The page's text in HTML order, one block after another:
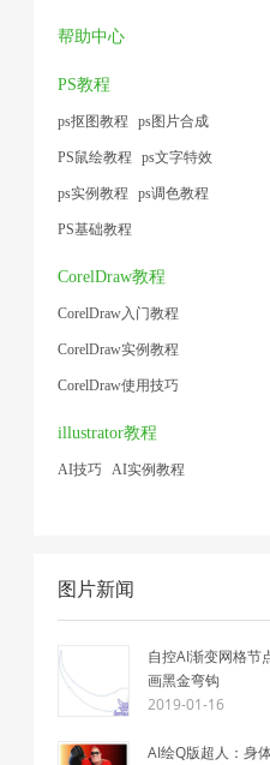
帮助中心
PS教程
ps抠图教程 ps图片合成
PS鼠绘教程 ps文字特效
ps实例教程 ps调色教程
PS基础教程
CorelDraw教程
CorelDraw入门教程
CorelDraw实例教程
CorelDraw使用技巧
illustrator教程
AI技巧 AI实例教程
图片新闻
自控AI渐变网格节
画黑金弯钩
2019-01-16
AI绘Q版超人：身